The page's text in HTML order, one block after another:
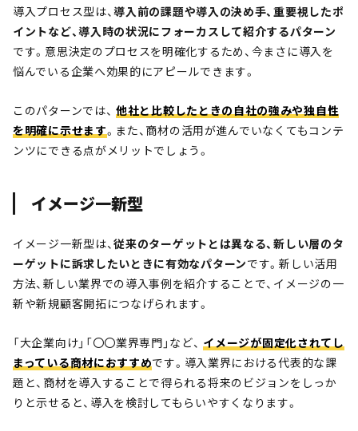
導入プロセス型は、導入前の課題や導入の決め手、重要視したポ
イントなど、導入時の状況にフォーカスして紹介するパターン
です。意思決定のプロセスを明確化するため、今まさに導入を
悩んでいる企業へ効果的にアピールできます。
このパターンでは、 他社と比較したときの自社の強みや独自性
を明確に示せます。また、商材の活用が進んでいなくてもコンテ
ンツにできる点がメリットでしょう。
イメージ一新型
イメージ一新型は、従来のターゲットとは異なる、新しい層のタ
ーゲットに訴求したいときに有効なパターンです。新しい活用
方法、新しい業界での導入事例を紹介することで、イメージの一
新や新規顧客開拓につなげられます。
「大企業向け」「〇〇業界専門」など、イメージが固定化されてし
まっている商材におすすめです。導入業界における代表的な課
題と、商材を導入することで得られる将来のビジョンをしっか
りと示せると、導入を検討してもらいやすくなります。